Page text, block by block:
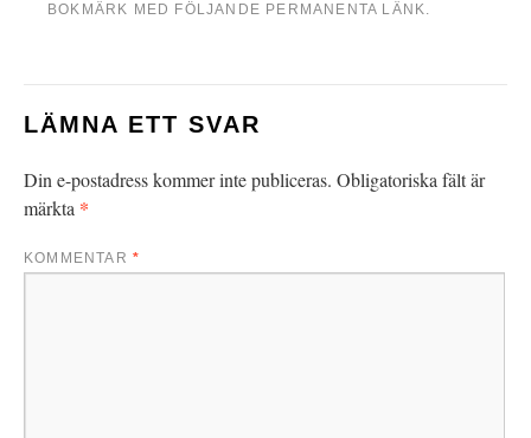
BOKMÄRK MED FÖLJANDE PERMANENTA LÄNK.
LÄMNA ETT SVAR
Din e-postadress kommer inte publiceras. Obligatoriska fält är
märkta *
KOMMENTAR *